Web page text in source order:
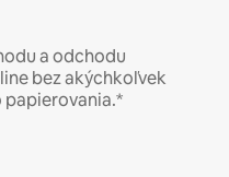
a odchodu
bez akýchkoľvek